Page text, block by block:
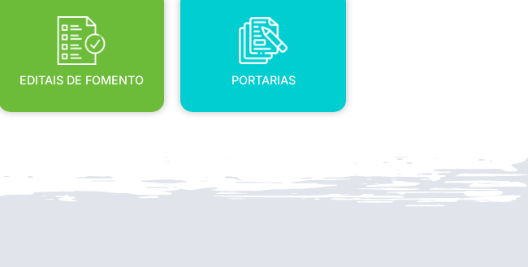
EDITAIS DE FOMENTO
EDITAIS DE FOMENTO
PORTARIAS
PORTARIAS